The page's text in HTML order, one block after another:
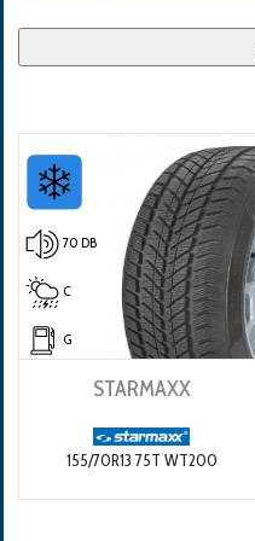
70 DB
C
G
STARMAXX
155/70R13 75T WT200